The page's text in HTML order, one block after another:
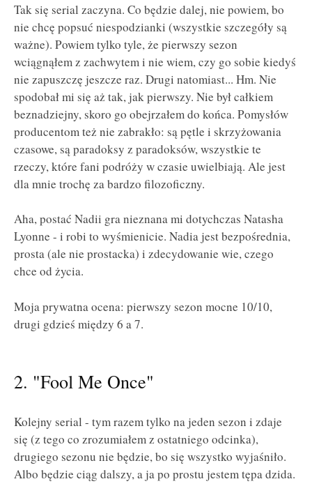
Tak się serial zaczyna. Co będzie dalej, nie powiem, bo
nie chcę popsuć niespodzianki (wszystkie szczegóły są
ważne). Powiem tylko tyle, że pierwszy sezon
wciągnąłem z zachwytem i nie wiem, czy go sobie kiedyś
nie zapuszczę jeszcze raz. Drugi natomiast... Hm. Nie
spodobał mi się aż tak, jak pierwszy. Nie był całkiem
beznadziejny, skoro go obejrzałem do końca. Pomysłów
producentom też nie zabrakło: są pętle i skrzyżowania
czasowe, są paradoksy z paradoksów, wszystkie te
rzeczy, które fani podróży w czasie uwielbiają. Ale jest
dla mnie trochę za bardzo filozoficzny.
Aha, postać Nadii gra nieznana mi dotychczas Natasha
Lyonne - i robi to wyśmienicie. Nadia jest bezpośrednia,
prosta (ale nie prostacka) i zdecydowanie wie, czego
chce od życia.
Moja prywatna ocena: pierwszy sezon mocne 10/10,
drugi gdzieś między 6 a 7.
2. "Fool Me Once"
Kolejny serial - tym razem tylko na jeden sezon i zdaje
się (z tego co zrozumiałem z ostatniego odcinka),
drugiego sezonu nie będzie, bo się wszystko wyjaśniło.
Albo będzie ciąg dalszy, a ja po prostu jestem tępa dzida.